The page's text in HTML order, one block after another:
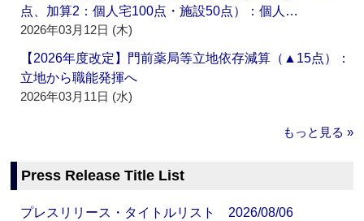
点、加算2：個人宅100点・施設50点）：個人…
2026年03月12日 (木)
【2026年度改定】門前薬局等立地依存減算（▲15点）：
立地から職能発揮へ
2026年03月11日 (水)
もっと見る »
Press Release Title List
プレスリリース・タイトルリスト 2026/08/06